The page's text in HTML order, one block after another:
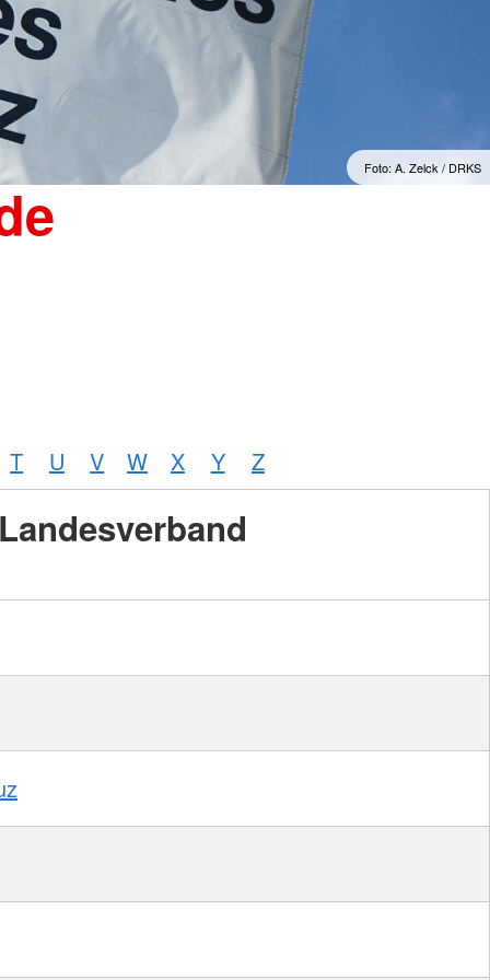
erwachsene Zuwanderer
Gesonderte Beratung und
Betreuung
Suchdienst
Foto: A. Zelck / DRKS
T U V W X Y Z